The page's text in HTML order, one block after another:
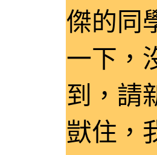
傑的同
一下，
到，請
獃住，